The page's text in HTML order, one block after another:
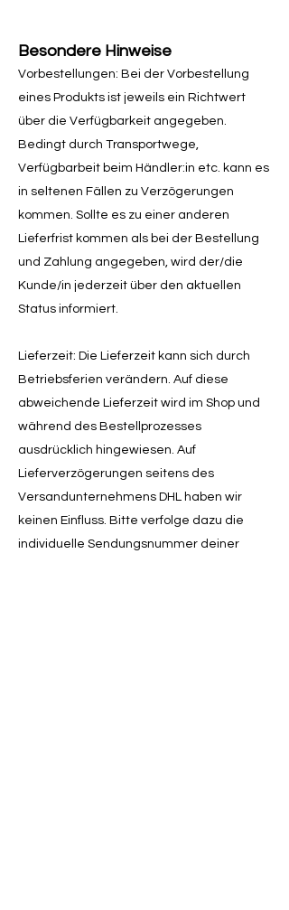
Besondere Hinweise
Vorbestellungen: Bei der Vorbestellung
eines Produkts ist jeweils ein Richtwert
über die Verfügbarkeit angegeben.
Bedingt durch Transportwege,
Verfügbarbeit beim Händler:in etc. kann es
in seltenen Fällen zu Verzögerungen
kommen. Sollte es zu einer anderen
Lieferfrist kommen als bei der Bestellung
und Zahlung angegeben, wird der/die
Kunde/in jederzeit über den aktuellen
Status informiert.
Lieferzeit: Die Lieferzeit kann sich durch
Betriebsferien verändern. Auf diese
abweichende Lieferzeit wird im Shop und
während des Bestellprozesses
ausdrücklich hingewiesen. Auf
Lieferverzögerungen seitens des
Versandunternehmens DHL haben wir
keinen Einfluss. Bitte verfolge dazu die
individuelle Sendungsnummer deiner